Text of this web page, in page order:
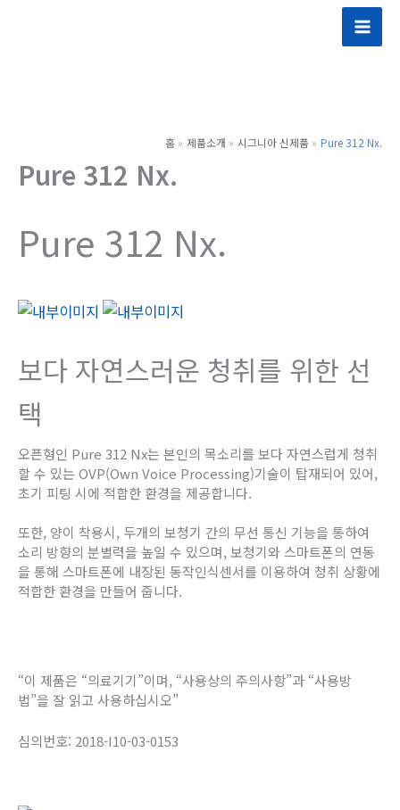
홈 제품소개 시그니아 신제품 Pure 312 Nx.
Pure 312 Nx.
Pure 312 Nx.
보다 자연스러운 청취를 위한 선
택
오픈형인 Pure 312 Nx는 본인의 목소리를 보다 자연스럽게 청취
할 수 있는 OVP(Own Voice Processing)기술이 탑재되어 있어,
초기 피팅 시에 적합한 환경을 제공합니다.
또한, 양이 착용시, 두개의 보청기 간의 무선 통신 기능을 통하여
소리 방향의 분별력을 높일 수 있으며, 보청기와 스마트폰의 연동
을 통해 스마트폰에 내장된 동작인식센서를 이용하여 청취 상황에
적합한 환경을 만들어 줍니다.
“이 제품은 “의료기기”이며, “사용상의 주의사항”과 “사용방
법”을 잘 읽고 사용하십시오”
심의번호: 2018-I10-03-0153